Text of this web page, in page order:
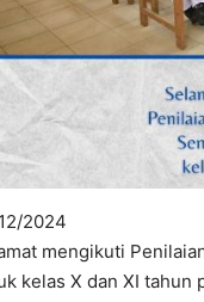
2024
mengikuti
kelas X dan XI tahun